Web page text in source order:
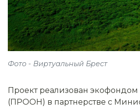
Фото - Виртуальный Брест
Проект реализован
(ПРООН) в партнерстве с